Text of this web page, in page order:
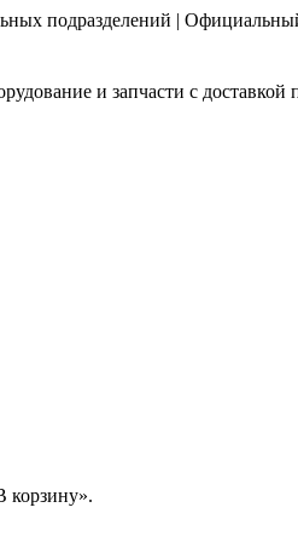
подразделений |
и запчасти с доставкой
корзину».